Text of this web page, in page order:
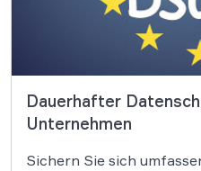
Dauerhafter
Unternehmen
Sichern Sie sich